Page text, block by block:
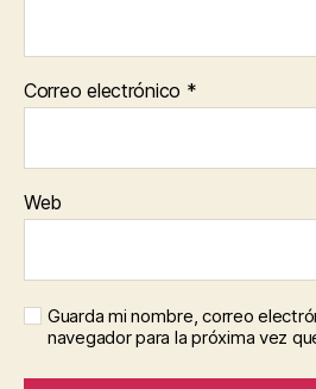
Correo electrónico *
Web
Guarda mi nombre, correo
navegador para la próxima vez